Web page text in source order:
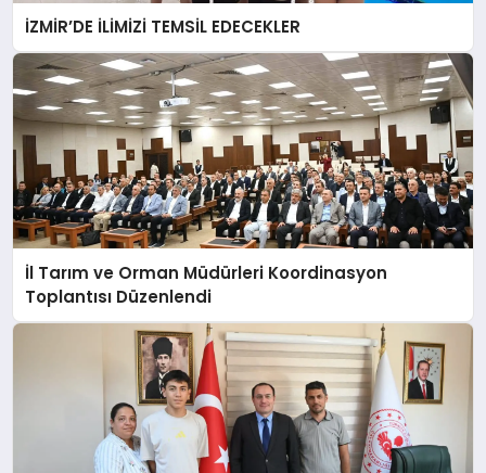
İZMİR’DE İLİMİZİ TEMSİL EDECEKLER
İl Tarım ve Orman Müdürleri Koordinasyon
Toplantısı Düzenlendi